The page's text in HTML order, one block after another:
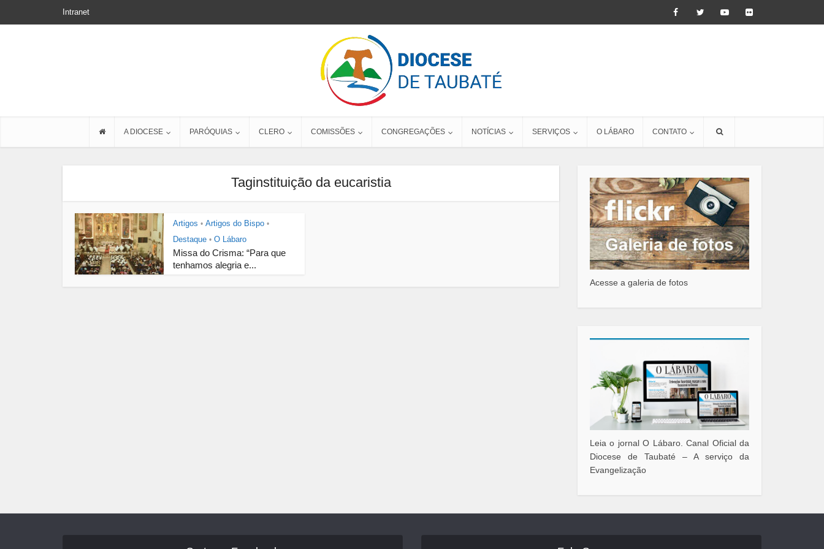
Intranet
A DIOCESE PARÓQUIAS CLERO COMISSÕES CONGREGAÇÕES NOTÍCIAS SERVIÇOS O LÁBARO CONTATO
Taginstituição da eucaristia
Artigos • Artigos do Bispo •
Destaque • O Lábaro
Missa do Crisma: “Para que
tenhamos alegria e...
Acesse a galeria de fotos
Leia o jornal O Lábaro. Canal Oficial da
Diocese de Taubaté – A serviço da
Evangelização